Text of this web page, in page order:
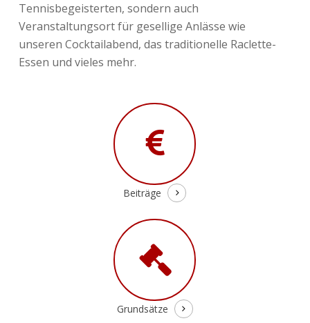
Tennisbegeisterten, sondern auch
Veranstaltungsort für gesellige Anlässe wie
unseren Cocktailabend, das traditionelle Raclette-
Essen und vieles mehr.
Beiträge
Grundsätze